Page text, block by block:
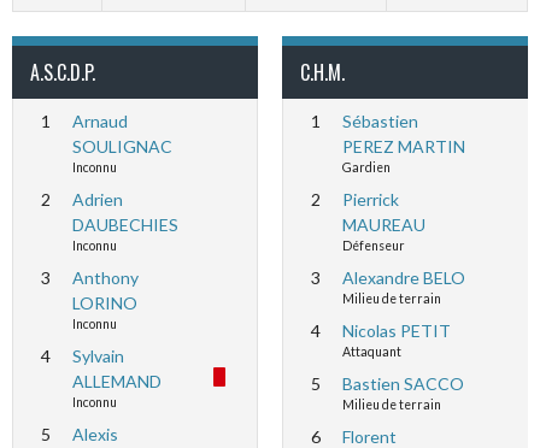
A.S.C.D.P.
1
Arnaud
SOULIGNAC
Inconnu
2
Adrien
DAUBECHIES
Inconnu
3
Anthony
LORINO
Inconnu
4
Sylvain
ALLEMAND
Inconnu
5
Alexis
C.H.M.
1
Sébastien
PEREZ MARTIN
Gardien
2
Pierrick
MAUREAU
Défenseur
3 Alexandre BELO
Milieu de terrain
4 Nicolas PETIT
Attaquant
5 Bastien SACCO
Milieu de terrain
6
Florent